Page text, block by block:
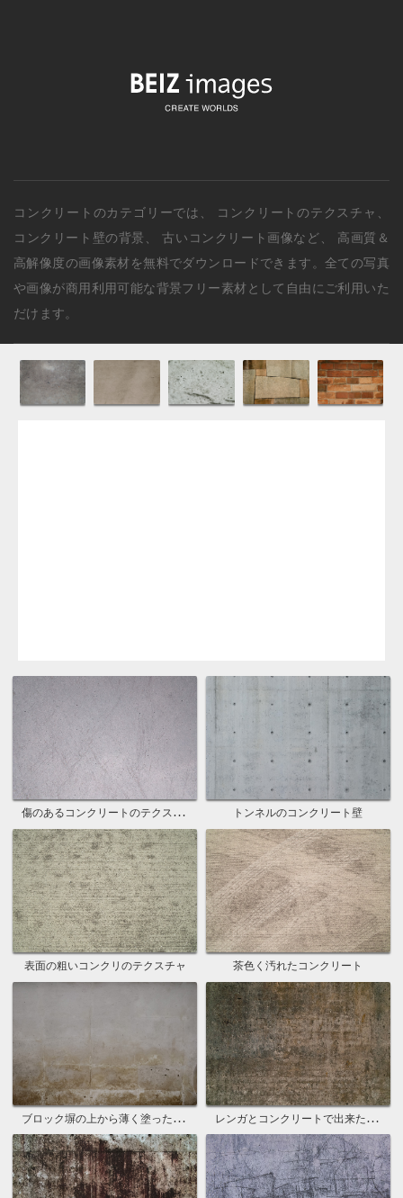
コンクリートのカテゴリーでは、 コンクリートのテクスチャ 、
コンクリート壁の背景 、古いコンクリート画像など、 高画質＆
高解像度の画像素材を無料でダウンロードできます。全ての写真
や画像が商用利用可能な背景フリー素材として自由にご利用いた
だけます。
傷のあるコンクリートのテクスチャ背景 トンネルのコンクリート壁
表面の粗いコンクリのテクスチャ 茶色く汚れたコンクリート
ブロック塀の上から薄く塗ったセメント レンガとコンクリートで出来た石壁